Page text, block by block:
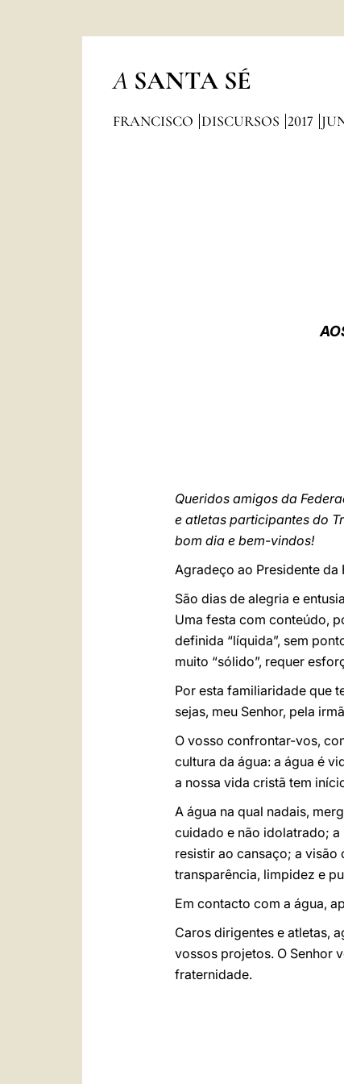
A SANTA SÉ
FRANCISCO DISCURSOS 2017
Queridos amigos da
e atletas participantes do
bom dia e bem-vindos!
Agradeço ao Presidente
São dias de alegria e
Uma festa com conteúdo,
definida “líquida”, sem
muito “sólido”, requer
Por esta familiaridade que
sejas, meu Senhor, pela
O vosso confrontar-vos,
cultura da água: a água é
a nossa vida cristã tem
A água na qual nadais,
cuidado e não idolatrado;
resistir ao cansaço; a
transparência, limpidez e
Em contacto com a água,
Caros dirigentes e atletas,
vossos projetos. O Senhor
fraternidade.